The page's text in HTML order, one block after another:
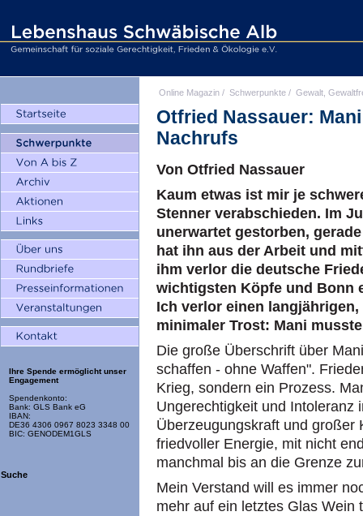
Ihre Spende ermöglicht unser
Engagement
Spendenkonto:
Bank: GLS Bank eG
IBAN:
DE36 4306 0967 8023 3348 00
BIC: GENODEM1GLS
Suche
Online Magazin / Schwerpunkte / Gewalt,
Otfried Nassauer:
Nachrufs
Von Otfried Nassauer
Kaum etwas ist mir je
Stenner verabschieden. Im
unerwartet gestorben,
hat ihn aus der Arbeit und
ihm verlor die deutsche
wichtigsten Köpfe und Bonn
Ich verlor einen
minimaler Trost: Mani
Die große Überschrift über
schaffen - ohne Waffen".
Krieg, sondern ein Prozess.
Ungerechtigkeit und Intoleranz
Überzeugungskraft und großer
friedvoller Energie, mit nicht
manchmal bis an die Grenze
Mein Verstand will es immer
mehr auf ein letztes Glas Wein